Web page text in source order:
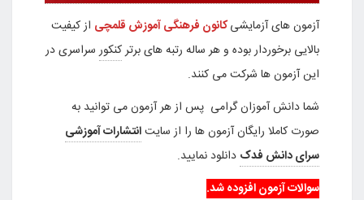
آزمون های آزمایشیکانون فرهنگی آموزش قلمچی از کیفیت
بالایی برخوردار بوده و هر ساله رتبه های برترکنکورسراسری در
این آزمون ها شرکت می کنند.
شما دانش آموزان گرامی پس از هر آزمون می توانید به
صورت کاملا رایگان آزمون ها را از سایتانتشارات آموزشی
سرای دانش فدک دانلود نمایید.
سوالاتآزمون افزوده شد.